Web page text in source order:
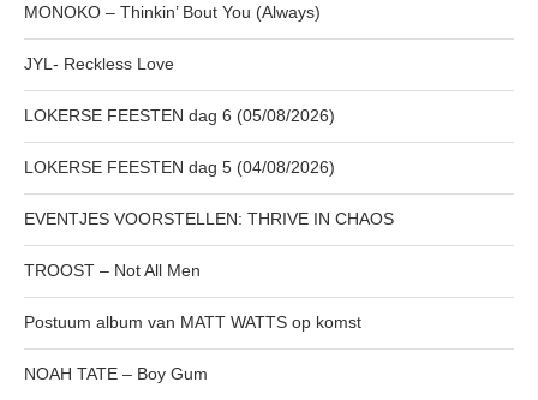
MONOKO – Thinkin’ Bout You (Always)
JYL- Reckless Love
LOKERSE FEESTEN dag 6 (05/08/2026)
LOKERSE FEESTEN dag 5 (04/08/2026)
EVENTJES VOORSTELLEN: THRIVE IN CHAOS
TROOST – Not All Men
Postuum album van MATT WATTS op komst
NOAH TATE – Boy Gum